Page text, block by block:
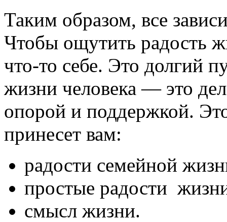
Таким образом, все
Чтобы ощутить радость
что-то себе. Это долгий
жизни человека — это
опорой и поддержкой.
принесет вам:
радости семейной
простые радости
смысл жизни.